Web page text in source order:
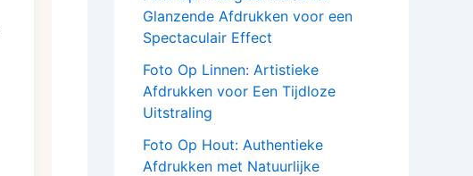
Glanzende Afdrukken voor een
Spectaculair Effect
Foto Op Linnen: Artistieke
Afdrukken voor Een Tijdloze
Uitstraling
Foto Op Hout: Authentieke
Afdrukken met Natuurlijke